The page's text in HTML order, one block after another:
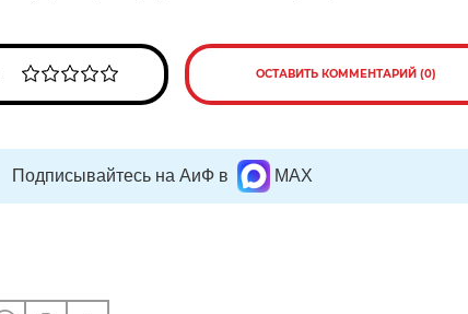
ОСТАВИТЬ КОММЕНТАРИЙ (0)
Подписывайтесь на АиФ в MAX